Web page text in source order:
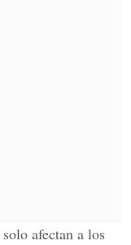
afectan a los